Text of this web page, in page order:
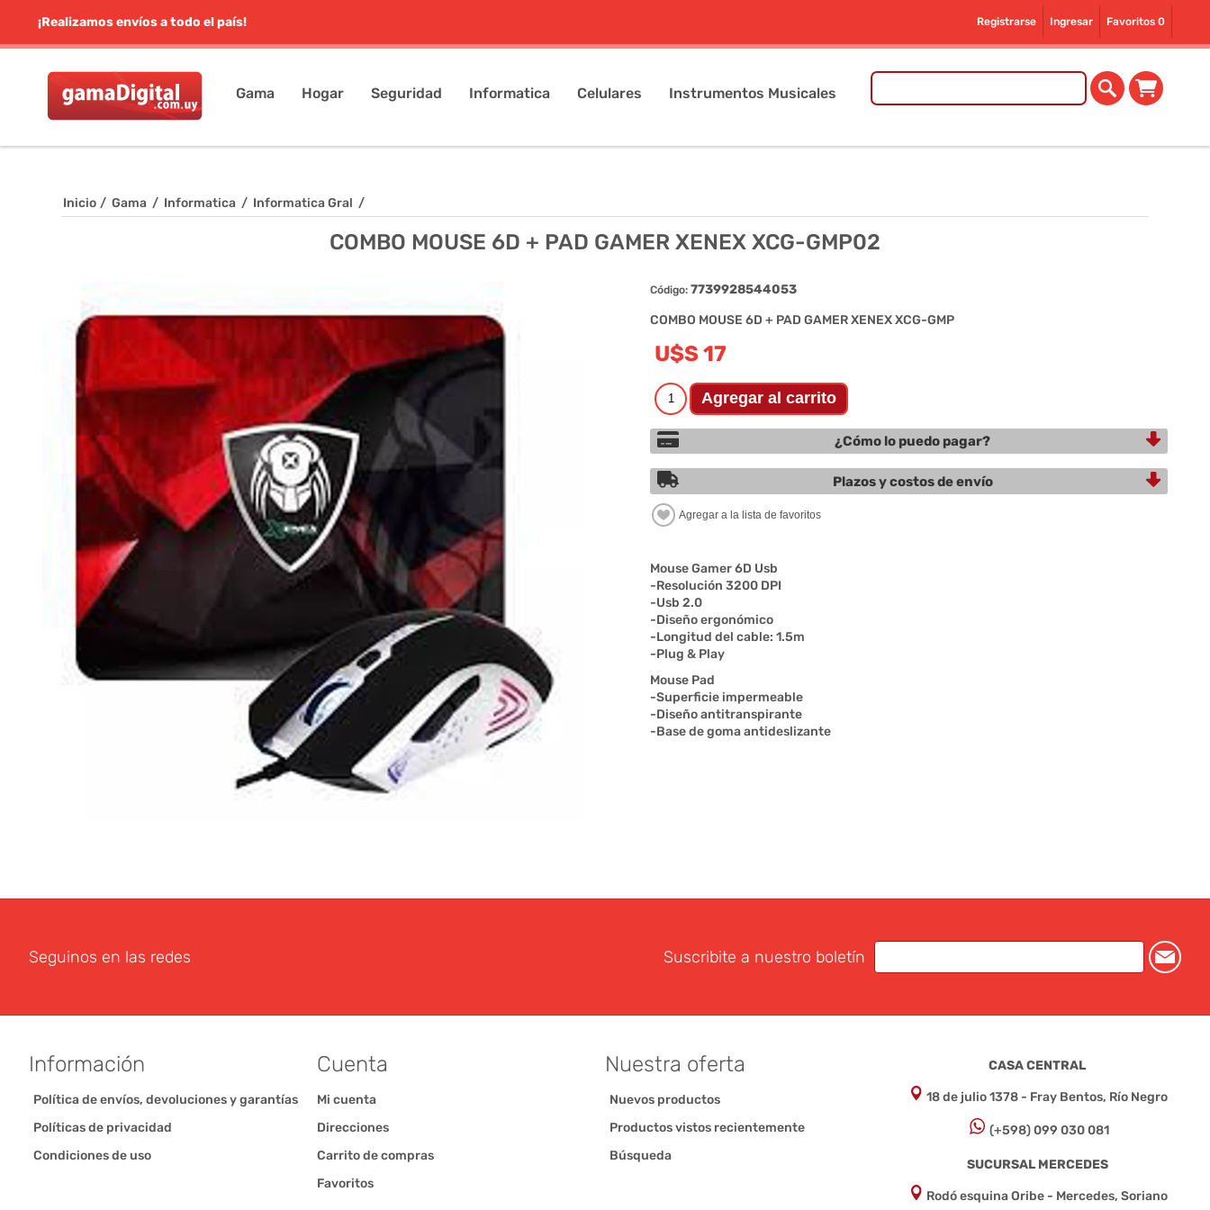
Registrarse Ingresar Favoritos 0
¡Realizamos envíos a todo el país!
Gama Hogar Seguridad Informatica Celulares Instrumentos Musicales
Inicio / Gama / Informatica / Informatica Gral /
COMBO MOUSE 6D + PAD GAMER XENEX XCG-GMP02
Código: 7739928544053
COMBO MOUSE 6D + PAD GAMER XENEX XCG-GMP
U$S 17
¿Cómo lo puedo pagar?
Plazos y costos de envío
Mouse Gamer 6D Usb
-Resolución 3200 DPI
-Usb 2.0
-Diseño ergonómico
-Longitud del cable: 1.5m
-Plug & Play
Mouse Pad
-Superficie impermeable
-Diseño antitranspirante
-Base de goma antideslizante
Seguinos en las redes Suscribite a nuestro boletín
Información
Política de envíos, devoluciones y garantías
Políticas de privacidad
Condiciones de uso
Cuenta
Mi cuenta
Direcciones
Carrito de compras
Favoritos
Nuestra oferta
Nuevos productos
Productos vistos recientemente
Búsqueda
CASA CENTRAL
18 de julio 1378 - Fray Bentos, Río Negro
(+598) 099 030 081
SUCURSAL MERCEDES
Rodó esquina Oribe - Mercedes, Soriano